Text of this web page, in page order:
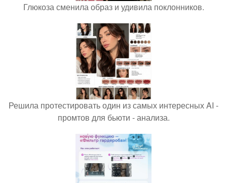
Глюкоза сменила образ и удивила поклонников.
Решила протестировать один из самых интересных AI -
промтов для бьюти - анализа.